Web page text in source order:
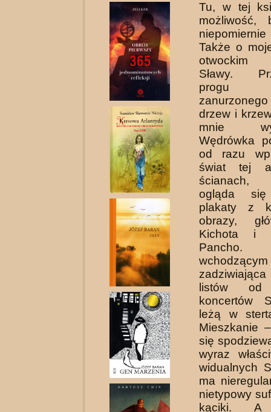
Tu, w tej
możliwość,
Także o
otwockim
Sławy.
pro­gu
drzew i
mnie
Wędrówka
od razu
świat tej
ścianach,
ogląda się
plakaty z
obrazy,
Kichota i
Pancho.
wchodzącym
listów od
koncertów
leżą w
Mieszkanie
się
wyraz
widualnych
ma
nietypowy
kąciki. A